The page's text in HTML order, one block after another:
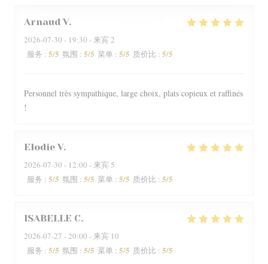
Arnaud V
2026-07-30 - 19:30 - 来宾 2
服务 : 5/5 氛围 : 5/5 菜单 : 5/5 质价比 : 5/5
Personnel très sympathique, large choix, plats copieux et raffinés
!
Elodie V
2026-07-30 - 12:00 - 来宾 5
服务 : 5/5 氛围 : 5/5 菜单 : 5/5 质价比 : 5/5
ISABELLE C
2026-07-27 - 20:00 - 来宾 10
服务 : 5/5 氛围 : 5/5 菜单 : 5/5 质价比 : 5/5